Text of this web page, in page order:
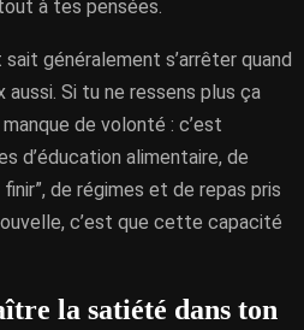
à tes pensées.
généralement s’arrêter quand
aussi. Si tu ne ressens plus ça
manque de volonté : c’est
d’éducation alimentaire, de
de régimes et de repas pris
c’est que cette capacité
la satiété dans ton